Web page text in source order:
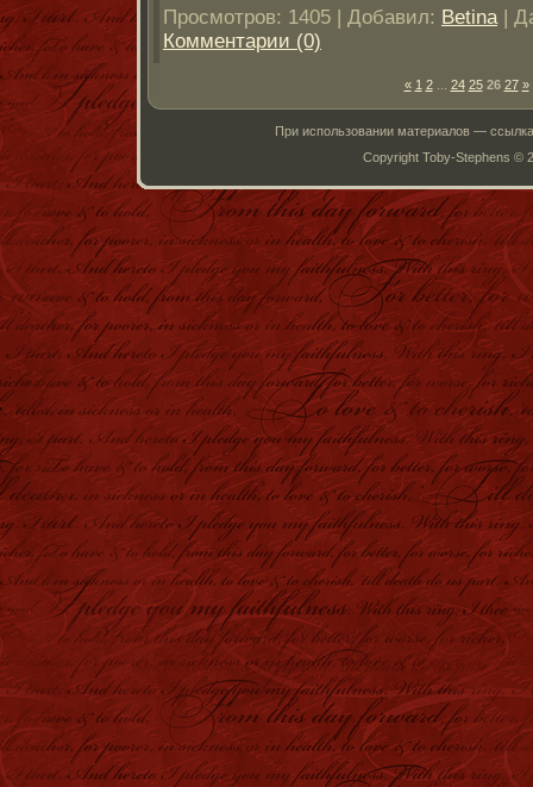
Просмотров: 1405 | Добавил: Betina |
Комментарии (0)
« 1 2 24 25 26 27 »
При использовании материалов —
Copyright Toby-Stephens ©